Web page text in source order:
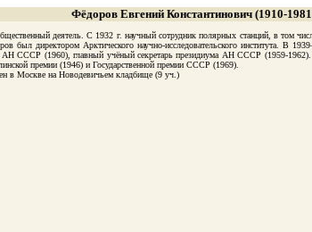
Фёдоров Евгений Константинович (1910-
деятель. С 1932 г. научный сотрудник полярных станций, в том
был директором Арктического научно-исследовательского института. В
СССР (1960), главный учёный секретарь президиума АН СССР (1959-
премии (1946) и Государственной премии СССР (1969).
в Москве на Новодевичьем кладбище (9 уч.)